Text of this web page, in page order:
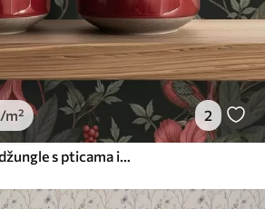
/m² 2
Tamni cvjetni uzorci džungle s pticama i leptirima